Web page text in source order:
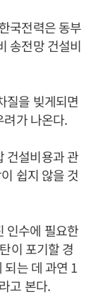
국전력은 동부
송전망 건설비
질을 빚게되면
려가 나온다.
건설비용과 관
쉽지 않을 것
인수에 필요한
이 포기할 경
되는 데 과연 1
고 본다.